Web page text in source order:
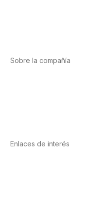
Sobre la compañía
Enlaces de interés